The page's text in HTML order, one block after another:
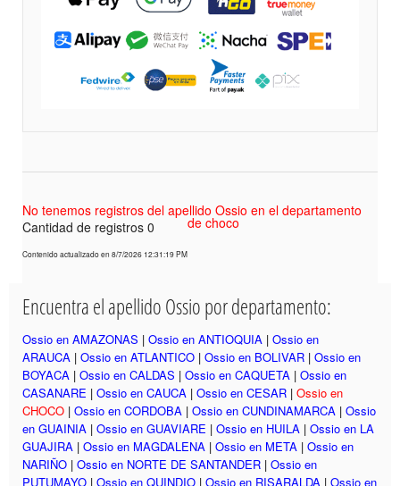
No tenemos registros del apellido Ossio en el departamento
de choco
Cantidad de registros 0
Contenido actualizado en 8/7/2026 12:31:19 PM
Encuentra el apellido Ossio por departamento:
Ossio en AMAZONAS | Ossio en ANTIOQUIA | Ossio en
ARAUCA | Ossio en ATLANTICO | Ossio en BOLIVAR | Ossio en
BOYACA | Ossio en CALDAS | Ossio en CAQUETA | Ossio en
CASANARE | Ossio en CAUCA | Ossio en CESAR | Ossio en
CHOCO | Ossio en CORDOBA | Ossio en CUNDINAMARCA | Ossio
en GUAINIA | Ossio en GUAVIARE | Ossio en HUILA | Ossio en LA
GUAJIRA | Ossio en MAGDALENA | Ossio en META | Ossio en
NARIÑO | Ossio en NORTE DE SANTANDER | Ossio en
PUTUMAYO | Ossio en QUINDIO | Ossio en RISARALDA | Ossio en